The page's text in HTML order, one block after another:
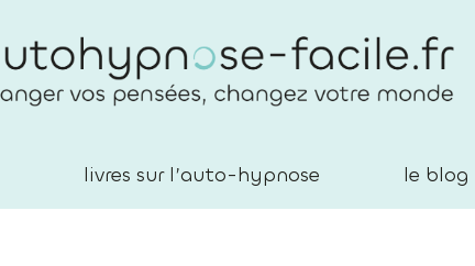
livres sur l’auto-hypnose le blog